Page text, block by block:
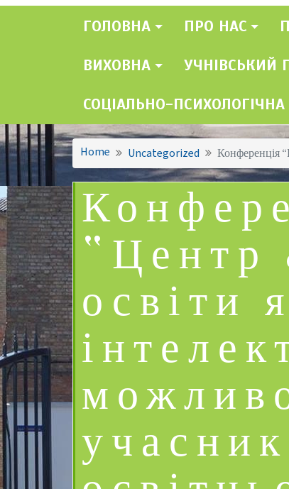
ГОЛОВНА ПРО НАС
ВИХОВНА УЧНІВСЬКИЙ
СОЦІАЛЬНО-
Home Uncategorized Конференція
“Центр
освіти